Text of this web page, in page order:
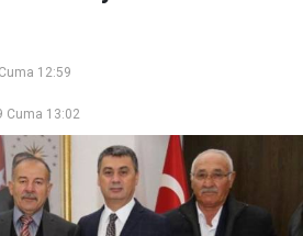
12:59
Cuma 13:02